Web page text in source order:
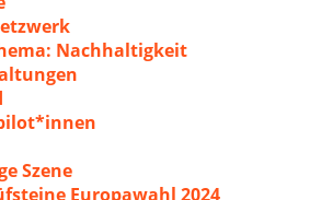
Nachhaltigkeit
Szene
Europawahl 2024